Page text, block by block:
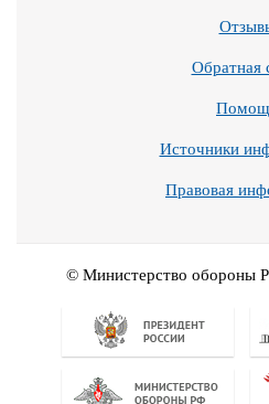
Обратная
Источники
Правовая
© Министерство обороны